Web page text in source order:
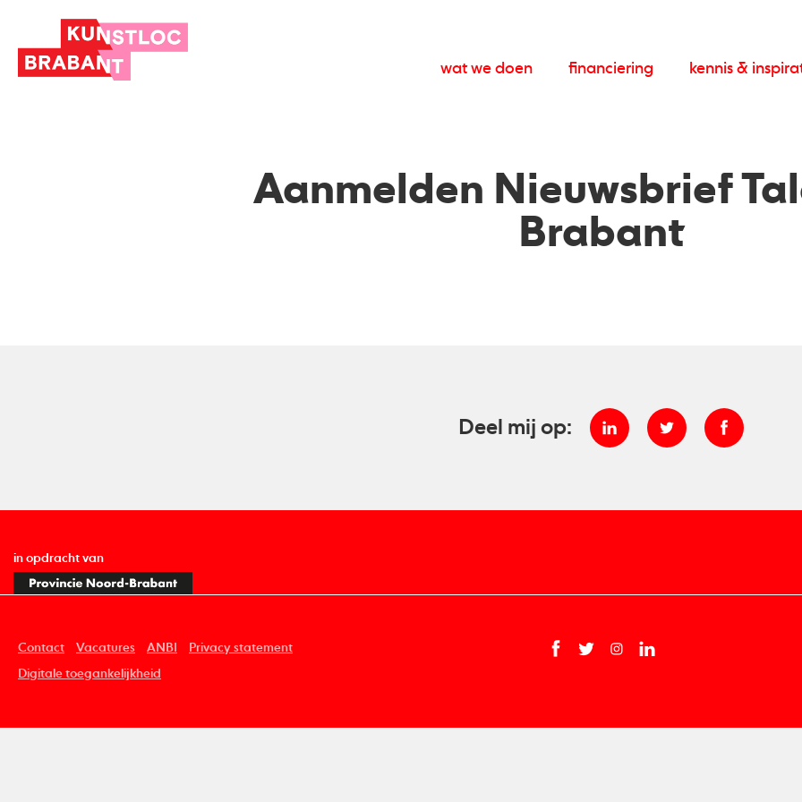
wat we doen financiering kennis &
Aanmelden Nieuwsbrief
Brabant
Deel mij op:
in opdracht van
Contact Vacatures ANBI Privacy statement
Digitale toegankelijkheid